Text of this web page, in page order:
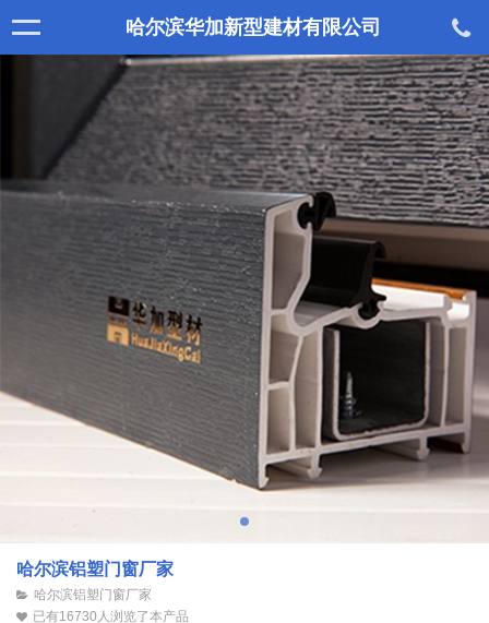
哈尔滨华加新型建材有限公司
哈尔滨铝塑门窗厂家
哈尔滨铝塑门窗厂家
已有16730人浏览了本产品